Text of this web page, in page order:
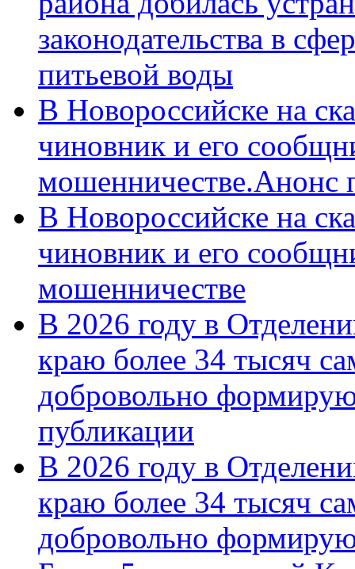
законодательства в
питьевой воды
В Новороссийске на
чиновник и его
мошенничестве.Анонс
В Новороссийске на
чиновник и его
мошенничестве
В 2026 году в
краю более 34 тысяч
добровольно
публикации
В 2026 году в
краю более 34 тысяч
добровольно